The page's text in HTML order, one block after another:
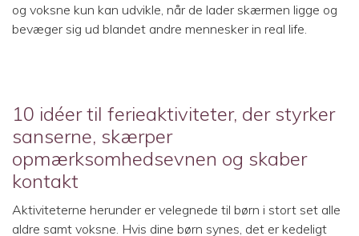
og voksne kun kan udvikle, når de lader skærmen ligge og
bevæger sig ud blandet andre mennesker in real life.
10 idéer til ferieaktiviteter, der styrker
sanserne, skærper
opmærksomhedsevnen og skaber
kontakt
Aktiviteterne herunder er velegnede til børn i stort set alle
aldre samt voksne. Hvis dine børn synes, det er kedeligt